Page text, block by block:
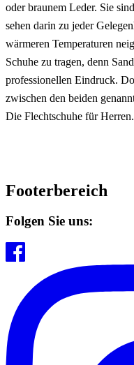
oder braunem Leder. Sie
sehen darin zu jeder
wärmeren Temperaturen
Schuhe zu tragen, denn
professionellen Eindruck.
zwischen den beiden
Die Flechtschuhe für Herren.
Footerbereich
Folgen Sie uns: